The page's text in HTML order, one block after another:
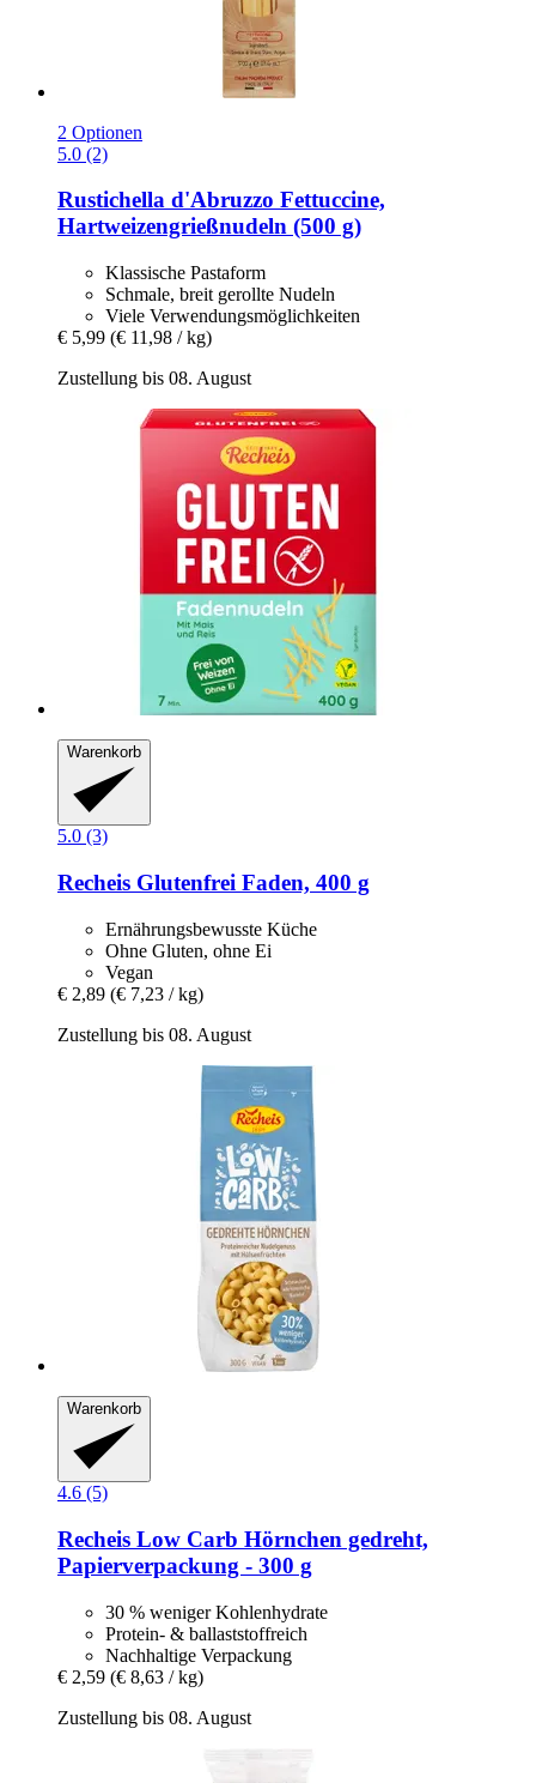
2 Optionen
5.0 (2)
Rustichella d'Abruzzo Fettuccine,
Hartweizengrießnudeln (500 g)
Klassische Pastaform
Schmale, breit gerollte Nudeln
Viele Verwendungsmöglichkeiten
€ 5,99 (€ 11,98 / kg)
Zustellung bis 08. August
Warenkorb
5.0 (3)
Recheis Glutenfrei Faden, 400 g
Ernährungsbewusste Küche
Ohne Gluten, ohne Ei
Vegan
€ 2,89 (€ 7,23 / kg)
Zustellung bis 08. August
Warenkorb
4.6 (5)
Recheis Low Carb Hörnchen gedreht,
Papierverpackung -​ 300 g
30 % weniger Kohlenhydrate
Protein- & ballaststoffreich
Nachhaltige Verpackung
€ 2,59 (€ 8,63 / kg)
Zustellung bis 08. August